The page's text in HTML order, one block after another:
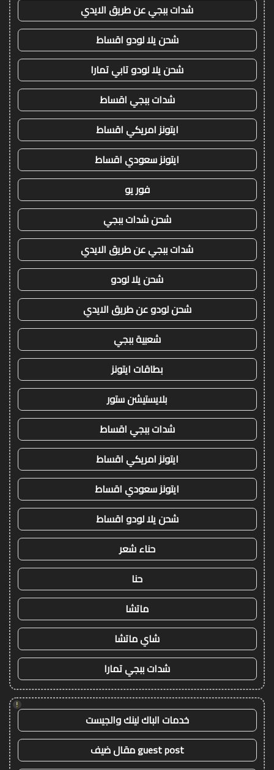
شدات ببجي عن طريق الايدي
شحن يلا لودو اقساط
شحن يلا لودو تابي تمارا
شدات ببجي اقساط
ايتونز امريكي اقساط
ايتونز سعودي اقساط
فور يو
شحن شدات ببجي
شدات ببجي عن طريق الايدي
شحن يلا لودو
شحن لودو عن طريق الايدي
شعبية ببجي
بطاقات ايتونز
بلايستيشن ستور
شدات ببجي اقساط
ايتونز امريكي اقساط
ايتونز سعودي اقساط
شحن يلا لودو اقساط
حناء شعر
حنا
ماتشا
شاي ماتشا
شدات ببجي تمارا
!
خدمات الباك لينك والجيست
guest post مقال ضيف